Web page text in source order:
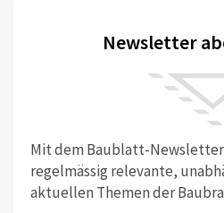
Newsletter
Mit dem Baublatt-
regelmässig relevante,
aktuellen Themen der